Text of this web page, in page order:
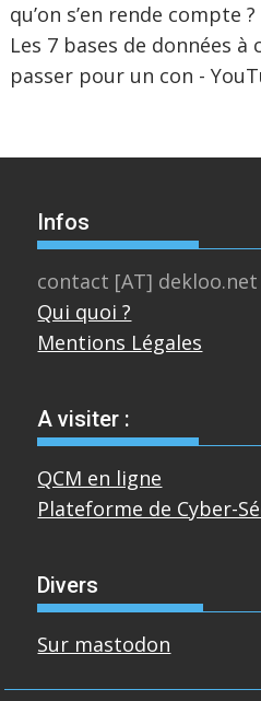
qu’on s’en rende compte
Les 7 bases de données
passer pour un con -
Infos
contact [AT] dekloo.net
Qui quoi ?
Mentions Légales
A visiter :
QCM en ligne
Plateforme de Cyber-
Divers
Sur mastodon